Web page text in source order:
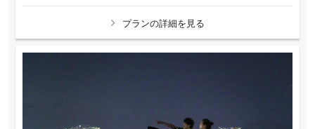
プランの詳細を見る